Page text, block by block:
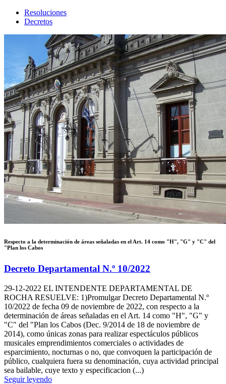
Resoluciones
Decretos
Respecto a la determinación de áreas señaladas en el Art. 14 como "H", "G" y "C" del
"Plan los Cabos
Decreto Departamental N.º 10/2022
29-12-2022 EL INTENDENTE DEPARTAMENTAL DE
ROCHA RESUELVE: 1)Promulgar Decreto Departamental N.º
10/2022 de fecha 09 de noviembre de 2022, con respecto a la
determinación de áreas señaladas en el Art. 14 como "H", "G" y
"C" del "Plan los Cabos (Dec. 9/2014 de 18 de noviembre de
2014), como únicas zonas para realizar espectáculos públicos
musicales emprendimientos comerciales o actividades de
esparcimiento, nocturnas o no, que convoquen la participación de
público, cualquiera fuera su denominación, cuya actividad principal
sea bailable, cuye texto y especificacion (...)
Seguir leyendo